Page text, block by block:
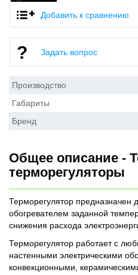
Добавить к сравнению
Задать вопрос
Производство
Габариты
Бренд
Общее описание -
терморегуляторы
Терморегулятор предназначен
обогревателем заданной
снижения расхода
Терморегулятор работает с
настенными электрическими
конвекционными,